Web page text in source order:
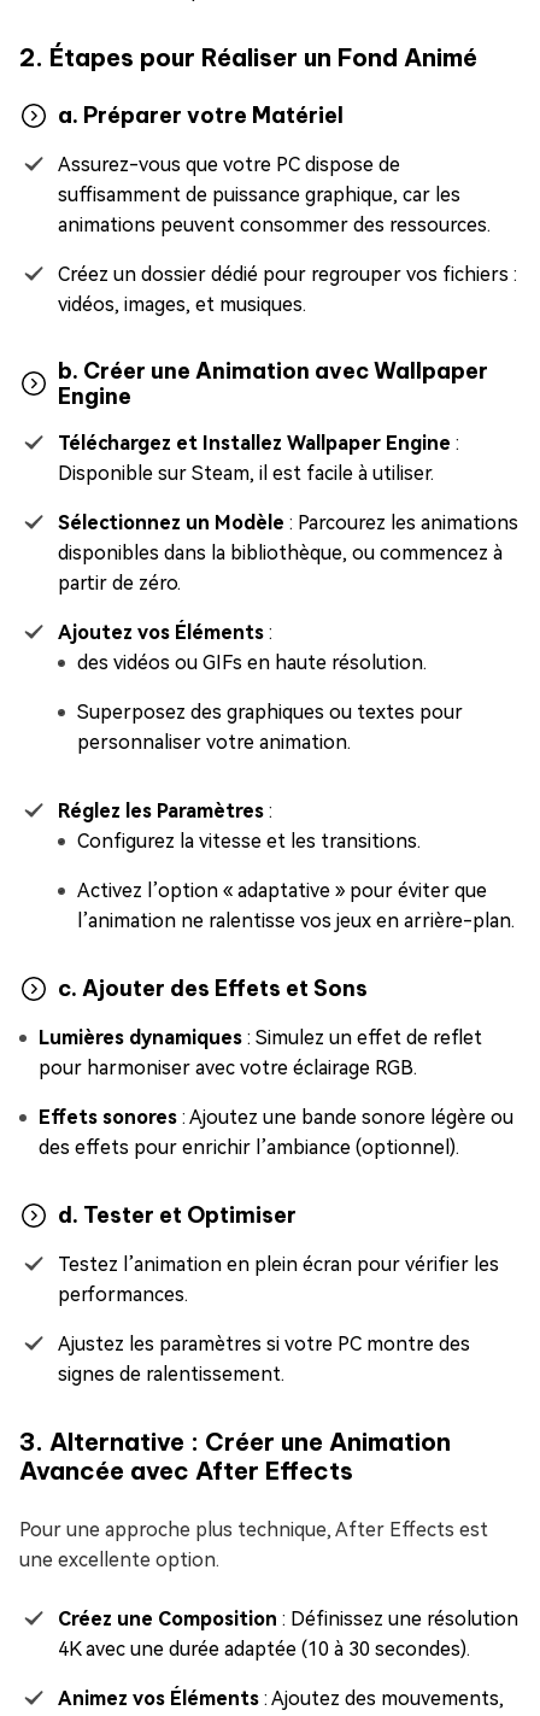
2. Étapes pour Réaliser un Fond Animé
a. Préparer votre Matériel
Assurez-vous que votre PC dispose de
suffisamment de puissance graphique, car les
animations peuvent consommer des ressources.
Créez un dossier dédié pour regrouper vos fichiers :
vidéos, images, et musiques.
b. Créer une Animation avec Wallpaper
Engine
Téléchargez et Installez Wallpaper Engine :
Disponible sur Steam, il est facile à utiliser.
Sélectionnez un Modèle : Parcourez les animations
disponibles dans la bibliothèque, ou commencez à
partir de zéro.
Ajoutez vos Éléments :
des vidéos ou GIFs en haute résolution.
Superposez des graphiques ou textes pour
personnaliser votre animation.
Réglez les Paramètres :
Configurez la vitesse et les transitions.
Activez l’option « adaptative » pour éviter que
l’animation ne ralentisse vos jeux en arrière-plan.
c. Ajouter des Effets et Sons
Lumières dynamiques : Simulez un effet de reflet
pour harmoniser avec votre éclairage RGB.
Effets sonores : Ajoutez une bande sonore légère ou
des effets pour enrichir l’ambiance (optionnel).
d. Tester et Optimiser
Testez l’animation en plein écran pour vérifier les
performances.
Ajustez les paramètres si votre PC montre des
signes de ralentissement.
3. Alternative : Créer une Animation
Avancée avec After Effects
Pour une approche plus technique, After Effects est
une excellente option.
Créez une Composition : Définissez une résolution
4K avec une durée adaptée (10 à 30 secondes).
Animez vos Éléments : Ajoutez des mouvements,